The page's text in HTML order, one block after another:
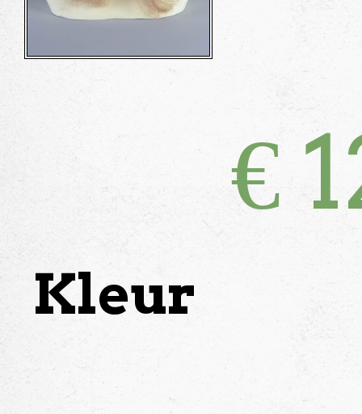
€
Kleur